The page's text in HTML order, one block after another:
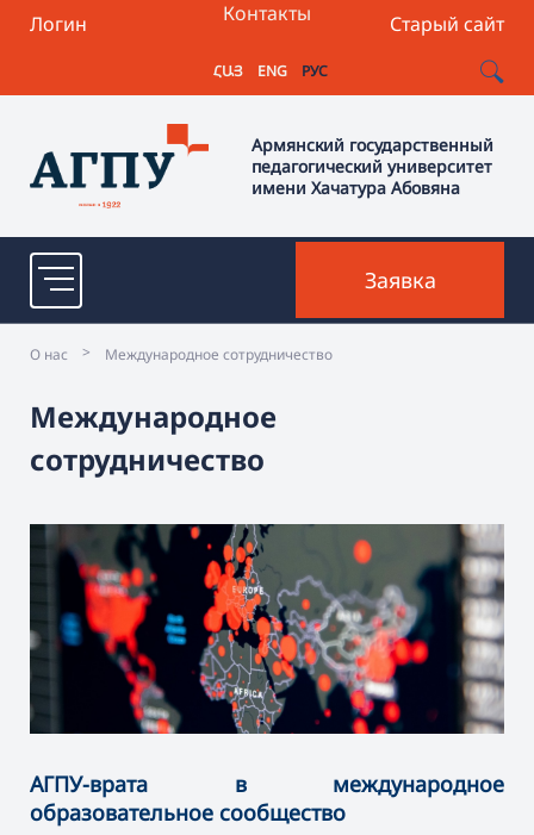
Логин Старый сайт
Контакты
ՀԱՅ ENG РУС
Армянский государственный
педагогический университет
имени Хачатура Абовяна
Заявка
О нас > Международное сотрудничество
Международное
сотрудничество
АГПУ-врата в международное
образовательное сообщество